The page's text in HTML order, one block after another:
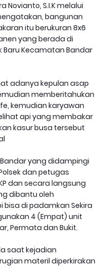
Novianto, S.I.K melalui
bangunan
itu berukuran 8x6
yang berada di
Baru Kecamatan Bandar
adanya kepulan asap
memberitahukan
kemudian karyawan
api yang membakar
kasur busa tersebut
Bandar yang didampingi
dan petugas
dan secara langsung
dibantu oleh
di padamkan Sekira
4 (Empat) unit
Permata dan Bukit.
saat kejadian
materil diperkirakan